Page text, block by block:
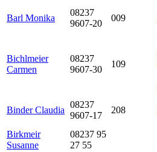
Barl Monika
08237
9607-20
009
Bichlmeier
Carmen
08237
9607-30
109
Binder Claudia
08237
9607-17
208
Birkmeir
Susanne
08237 95
27 55